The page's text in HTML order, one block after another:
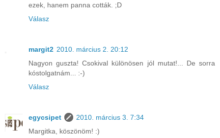
ezek, hanem panna cották. ;D
Válasz
margit2 2010. március 2. 20:12
Nagyon guszta! Csokival különösen jól mutat!... De sorra
kóstolgatnám... :-)
Válasz
egycsipet
2010. március 3. 7:34
Margitka, köszönöm! :)